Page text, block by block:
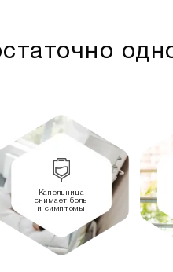
Капельница
снимает боль
и симптомы